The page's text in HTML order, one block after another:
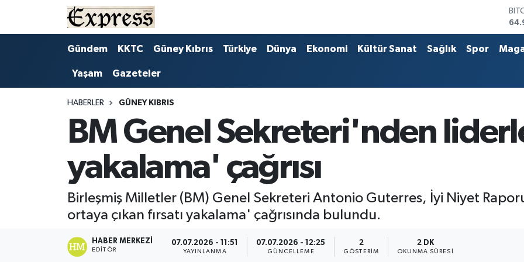
Gündem KKTC Güney Kıbrıs Türkiye Dünya Ekonomi Kültür Sanat Sağlık Spor
Yaşam Gazeteler
HABERLER GÜNEY KIBRIS
BM Genel Sekreteri'nden
yakalama' çağrısı
Birleşmiş Milletler (BM) Genel Sekreteri Antonio Guterres, İyi Niyet
ortaya çıkan fırsatı yakalama' çağrısında bulundu.
HABER MERKEZI
EDITÖR
07.07.2026 - 11:51
YAYINLANMA
07.07.2026 - 12:25
GÜNCELLEME
2
GÖSTERIM
2 DK
OKUNMA SÜRESI
ALAYKÖY
ALSANCAK
ÇATALKÖY
ENGLISH
Hava Durumu
Trafik Durumu
Süper Lig Puan Durumu ve Fikstür
Tüm Manşetler
Son Dakika Haberleri
Haber Arşivi